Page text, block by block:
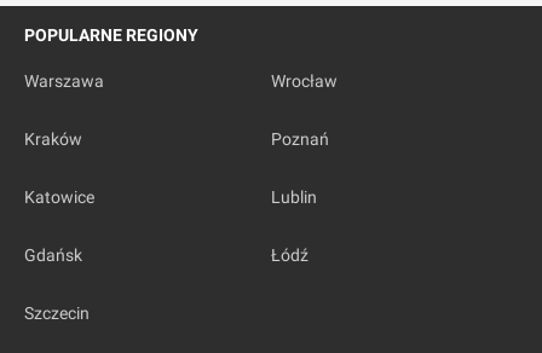
POPULARNE REGIONY
Warszawa Wrocław
Kraków Poznań
Katowice Lublin
Gdańsk Łódź
Szczecin